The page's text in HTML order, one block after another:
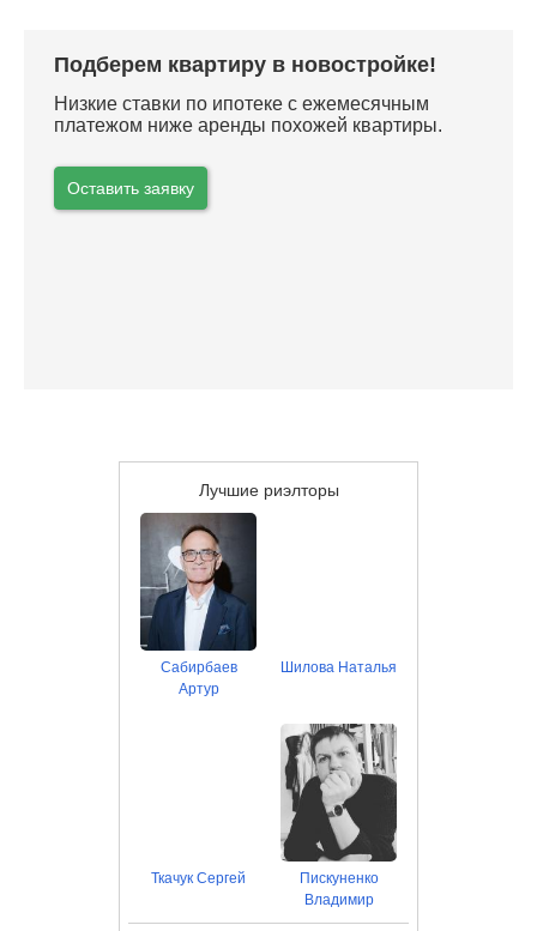
Подберем квартиру в новостройке!
Низкие ставки по ипотеке с ежемесячным
платежом ниже аренды похожей квартиры.
Оставить заявку
Лучшие риэлторы
Сабирбаев
Артур
Шилова Наталья
Ткачук Сергей
Пискуненко
Владимир